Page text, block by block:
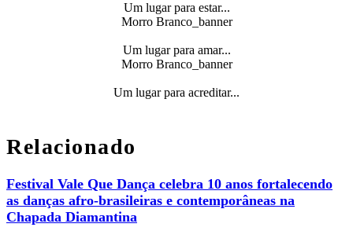
Um lugar para estar...
Morro Branco_banner
Um lugar para amar...
Morro Branco_banner
Um lugar para acreditar...
Relacionado
Festival Vale Que Dança celebra 10 anos fortalecendo
as danças afro-brasileiras e contemporâneas na
Chapada Diamantina